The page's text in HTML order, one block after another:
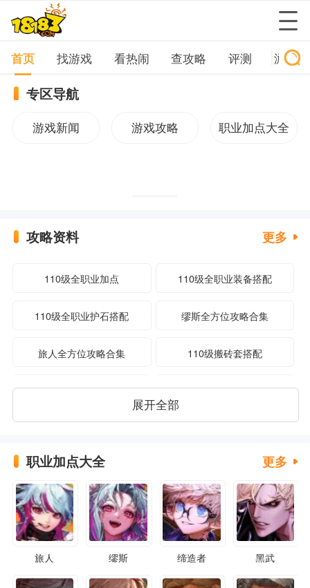
首页 找游戏 看热闹 查攻略 评测 游戏
专区导航
游戏新闻 游戏攻略 职业加点大全
攻略资料 更多
110级全职业加点 110级全职业装备搭配
110级全职业护石搭配 缪斯全方位攻略合集
旅人全方位攻略合集 110级搬砖套搭配
110级宠物装备获取途径 110级版本新增卡片
展开全部
职业加点大全 更多
旅人 缪斯 缔造者 黑武